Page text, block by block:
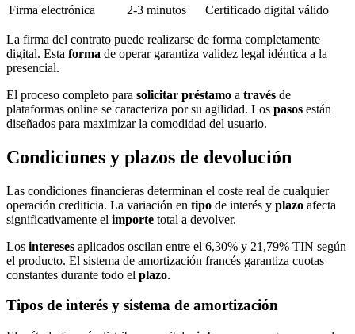
Firma electrónica
2-3 minutos Certificado digital válido
La firma del contrato puede realizarse de forma completamente
digital. Esta forma de operar garantiza validez legal idéntica a la
presencial.
El proceso completo para solicitar préstamo a través de
plataformas online se caracteriza por su agilidad. Los pasos están
diseñados para maximizar la comodidad del usuario.
Condiciones y plazos de devolución
Las condiciones financieras determinan el coste real de cualquier
operación crediticia. La variación en tipo de interés y plazo afecta
significativamente el importe total a devolver.
Los intereses aplicados oscilan entre el 6,30% y 21,79% TIN según
el producto. El sistema de amortización francés garantiza cuotas
constantes durante todo el plazo.
Tipos de interés y sistema de amortización